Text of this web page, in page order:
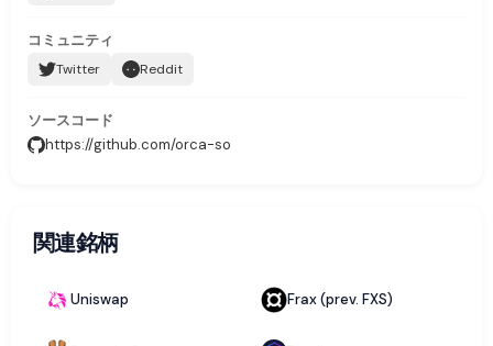
コミュニティ
Twitter Reddit
ソースコード
https://github.com/orca-so
関連銘柄
Uniswap Frax (prev. FXS)